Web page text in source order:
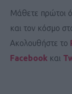
Μάθετε πρώτοι
και τον κόσμο
Ακολουθήστε το
Facebook και